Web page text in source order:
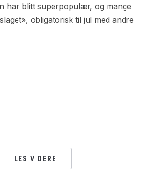
har blitt superpopulær, og mange
obligatorisk til jul med andre
LES VIDERE